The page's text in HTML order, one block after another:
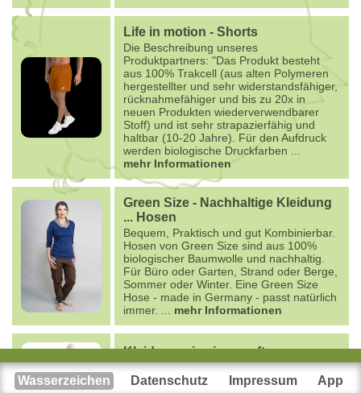
Life in motion - Shorts
Die Beschreibung unseres
Produktpartners: "Das Produkt besteht
aus 100% Trakcell (aus alten Polymeren
hergestellter und sehr widerstandsfähiger,
rücknahmefähiger und bis zu 20x in
neuen Produkten wiederverwendbarer
Stoff) und ist sehr strapazierfähig und
haltbar (10-20 Jahre). Für den Aufdruck
werden biologische Druckfarben
mehr Informationen
Green Size - Nachhaltige Kleidung
... Hosen
Bequem, Praktisch und gut Kombinierbar.
Hosen von Green Size sind aus 100%
biologischer Baumwolle und nachhaltig.
Für Büro oder Garten, Strand oder Berge,
Sommer oder Winter. Eine Green Size
Hose - made in Germany - passt natürlich
immer.
mehr Informationen
Kleidung wie eine sanfte
Umarmung - Sommerhose mit
schmalem Bein
Wasserzeichen Datenschutz Impressum App